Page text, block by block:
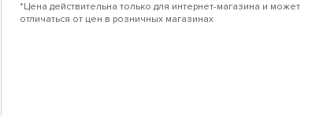
*Цена действительна только для интернет-магазина и может
отличаться от цен в розничных магазинах